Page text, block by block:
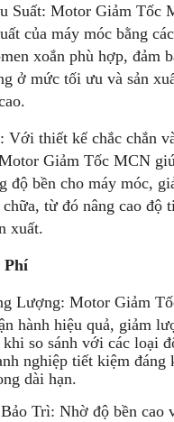
Suất: Motor Giảm Tốc
của máy móc bằng
xoắn phù hợp, đảm
ở mức tối ưu và sản
Với thiết kế chắc chắn
Giảm Tốc MCN
độ bền cho máy móc,
từ đó nâng cao độ
xuất.
Phí
Lượng: Motor Giảm
hành hiệu quả, giảm
so sánh với các loại
nghiệp tiết kiệm đáng
dài hạn.
Trì: Nhờ độ bền cao